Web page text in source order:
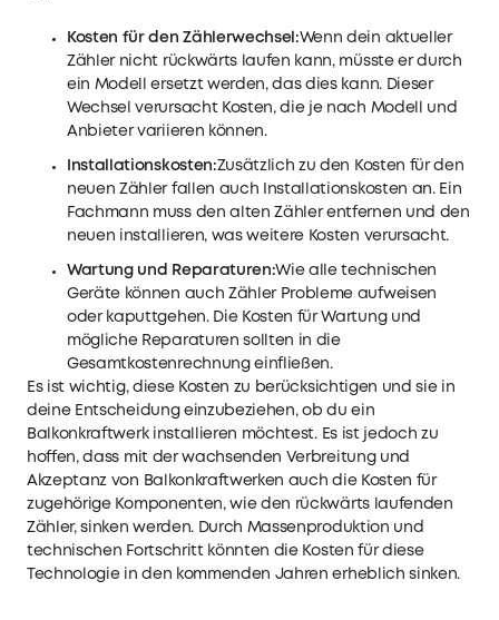
Kosten für den Zählerwechsel:Wenn dein aktueller
Zähler nicht rückwärts laufen kann, müsste er durch
ein Modell ersetzt werden, das dies kann. Dieser
Wechsel verursacht Kosten, die je nach Modell und
Anbieter variieren können.
Installationskosten:Zusätzlich zu den Kosten für den
neuen Zähler fallen auch Installationskosten an. Ein
Fachmann muss den alten Zähler entfernen und den
neuen installieren, was weitere Kosten verursacht.
Wartung und Reparaturen:Wie alle technischen
Geräte können auch Zähler Probleme aufweisen
oder kaputtgehen. Die Kosten für Wartung und
mögliche Reparaturen sollten in die
Gesamtkostenrechnung einfließen.
Es ist wichtig, diese Kosten zu berücksichtigen und sie in
deine Entscheidung einzubeziehen, ob du ein
Balkonkraftwerk installieren möchtest. Es ist jedoch zu
hoffen, dass mit der wachsenden Verbreitung und
Akzeptanz von Balkonkraftwerken auch die Kosten für
zugehörige Komponenten, wie den rückwärts laufenden
Zähler, sinken werden. Durch Massenproduktion und
technischen Fortschritt könnten die Kosten für diese
Technologie in den kommenden Jahren erheblich sinken.